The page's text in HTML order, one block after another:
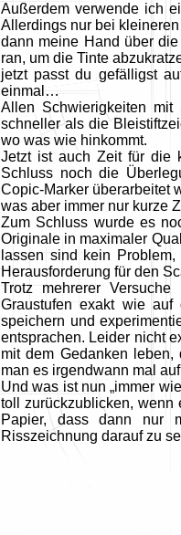
Außerdem verwende ich
Allerdings nur bei
dann meine Hand über
ran, um die Tinte
jetzt passt du gefälligst
einmal…
Allen Schwierigkeiten mit
schneller als die
wo was wie hinkommt.
Jetzt ist auch Zeit für die
Schluss noch die
Copic-Marker überarbeitet
was aber immer nur kurze
Zum Schluss wurde es
Originale in maximaler
lassen sind kein
Herausforderung für den
Trotz mehrerer
Graustufen exakt wie
speichern und
entsprachen. Leider nicht
mit dem Gedanken
man es irgendwann mal
Und was ist nun „immer
toll zurückzublicken, wenn
Papier, dass dann nur
Risszeichnung darauf zu